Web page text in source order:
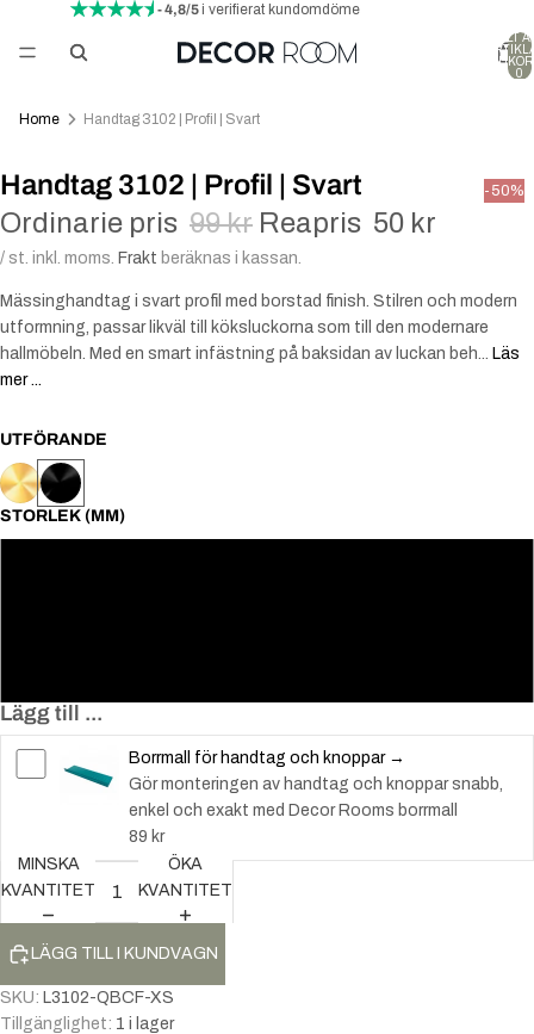
- 4,8/5i verifierat kundomdöme
TOTALT
0
Home Handtag 3102 | Profil | Svart
-50%
Handtag 3102 | Profil | Svart
Ordinarie pris 99 kr Reapris 50 kr
/ st. inkl. moms. Frakt beräknas i kassan.
Mässinghandtag i svart profil med borstad finish. Stilren och modern
utformning, passar likväl till köksluckorna som till den modernare
hallmöbeln. Med en smart infästning på baksidan av luckan beh... Läs
mer ...
UTFÖRANDE
STORLEK (MM)
Lägg till ...
Borrmall för handtag och knoppar →
Gör monteringen av handtag och knoppar snabb,
enkel och exakt med Decor Rooms borrmall
89 kr
MINSKA
KVANTITET
ÖKA
KVANTITET
LÄGG TILL I KUNDVAGN
SKU: L3102-QBCF-XS
Tillgänglighet: 1 i lager